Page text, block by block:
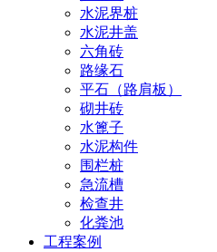
水泥界桩
水泥井盖
六角砖
路缘石
平石（路肩板）
砌井砖
水篦子
水泥构件
围栏桩
急流槽
检查井
化粪池
工程案例